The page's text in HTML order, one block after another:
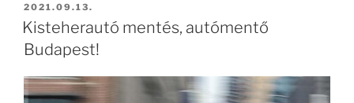
BEKÜLDVE:
2021.09.13.
Kisteherautó mentés, autómentő
Budapest!